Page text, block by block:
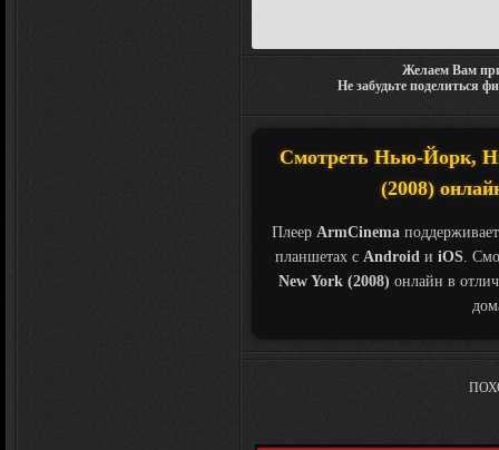
Желаем Вам
Не забудьте поделиться
Смотреть Нью-Йорк,
(2008)
Плеер ArmCinema
планшетах с Androidи iOS.
New York (2008) онлайн в